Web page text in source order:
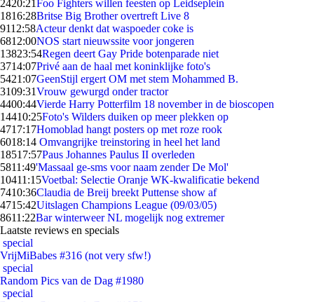
2420:21Foo Fighters willen feesten op Leidseplein
1816:28Britse Big Brother overtreft Live 8
9112:58Acteur denkt dat waspoeder coke is
6812:00NOS start nieuwssite voor jongeren
13823:54Regen deert Gay Pride botenparade niet
3714:07Privé aan de haal met koninklijke foto's
5421:07GeenStijl ergert OM met stem Mohammed B.
3109:31Vrouw gewurgd onder tractor
4400:44Vierde Harry Potterfilm 18 november in de bioscopen
14410:25Foto's Wilders duiken op meer plekken op
4717:17Homoblad hangt posters op met roze rook
6018:14 Omvangrijke treinstoring in heel het land
18517:57Paus Johannes Paulus II overleden
5811:49'Massaal ge-sms voor naam zender De Mol'
10411:15Voetbal: Selectie Oranje WK-kwalificatie bekend
7410:36Claudia de Breij breekt Puttense show af
4715:42Uitslagen Champions League (09/03/05)
8611:22Bar winterweer NL mogelijk nog extremer
Laatste reviews en specials
special
VrijMiBabes #316 (not very sfw!)
special
Random Pics van de Dag #1980
special